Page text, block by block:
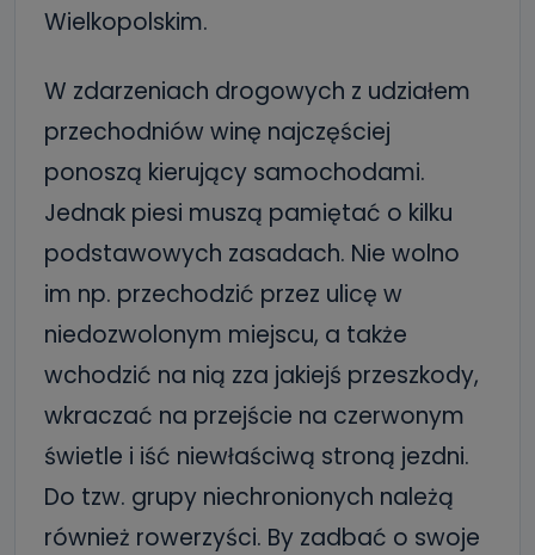
Wielkopolskim.
W zdarzeniach drogowych z udziałem
przechodniów winę najczęściej
ponoszą kierujący samochodami.
Jednak piesi muszą pamiętać o kilku
podstawowych zasadach. Nie wolno
im np. przechodzić przez ulicę w
niedozwolonym miejscu, a także
wchodzić na nią zza jakiejś przeszkody,
wkraczać na przejście na czerwonym
świetle i iść niewłaściwą stroną jezdni.
Do tzw. grupy niechronionych należą
również rowerzyści. By zadbać o swoje